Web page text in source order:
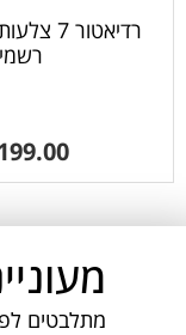
רדיאטור
רשמי
מתלבטים